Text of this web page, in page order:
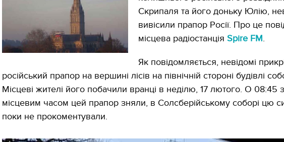
Скрипаля та його доньку Юлію,
вивісили прапор Росії. Про це
місцева радіостанція Spire FM.
Як повідомляється, невідомі
російський прапор на вершині лісів на північній стороні будівлі
Місцеві жителі його побачили вранці в неділю, 17 лютого. О 08:45
місцевим часом цей прапор зняли, в Солсберійському соборі цю
поки не прокоментували.